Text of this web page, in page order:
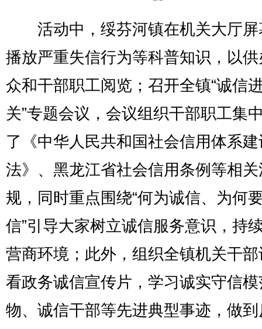
活动中，绥芬河镇在机关大厅屏
播放严重失信行为等科普知识，以
众和干部职工阅览；召开全镇“诚信
关”专题会议，会议组织干部职工集
了《中华人民共和国社会信用体系建
法》、黑龙江省社会信用条例等相
规，同时重点围绕“何为诚信、为何
信”引导大家树立诚信服务意识，持
营商环境；此外，组织全镇机关干
看政务诚信宣传片，学习诚实守信
物、诚信干部等先进典型事迹，做